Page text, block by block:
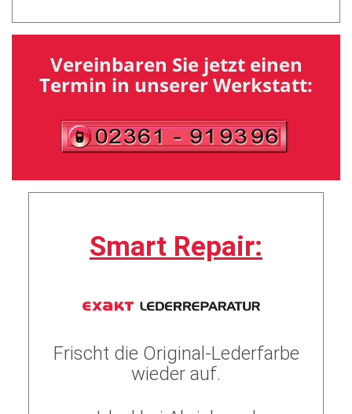
Vereinbaren Sie jetzt einen
Termin in unserer Werkstatt:
Smart Repair:
Frischt die Original-Lederfarbe
wieder auf.